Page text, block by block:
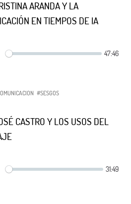
ARANDA Y LA
EN TIEMPOS DE IA
#SESGOS
CASTRO Y LOS USOS DEL